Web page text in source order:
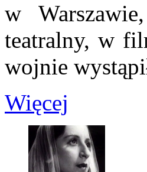
w
teatralny, w
wojnie
Więcej